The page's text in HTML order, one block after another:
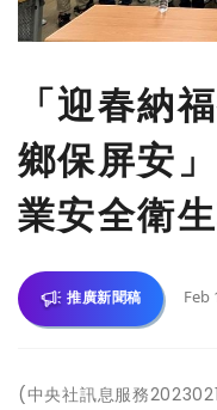
「迎春納
鄉保屏安
業安全衛
推廣新聞稿 Feb
(中央社訊息服務